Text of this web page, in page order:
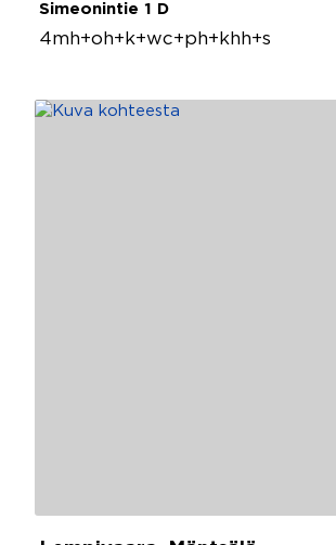
Simeonintie 1 D
4mh+oh+k+wc+ph+khh+s